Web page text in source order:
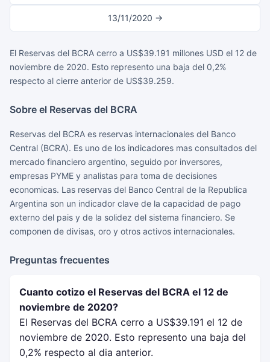
13/11/2020 →
El Reservas del BCRA cerro a US$39.191 millones USD el 12 de
noviembre de 2020. Esto represento una baja del 0,2%
respecto al cierre anterior de US$39.259.
Sobre el Reservas del BCRA
Reservas del BCRA es reservas internacionales del Banco
Central (BCRA). Es uno de los indicadores mas consultados del
mercado financiero argentino, seguido por inversores,
empresas PYME y analistas para toma de decisiones
economicas. Las reservas del Banco Central de la Republica
Argentina son un indicador clave de la capacidad de pago
externo del pais y de la solidez del sistema financiero. Se
componen de divisas, oro y otros activos internacionales.
Preguntas frecuentes
Cuanto cotizo el Reservas del BCRA el 12 de
noviembre de 2020?
El Reservas del BCRA cerro a US$39.191 el 12 de
noviembre de 2020. Esto represento una baja del
0,2% respecto al dia anterior.